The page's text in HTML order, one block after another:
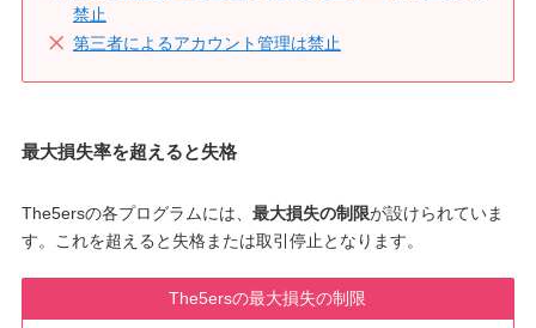
禁止
第三者によるアカウント管理は禁止
最大損失率を超えると失格
The5ersの各プログラムには、 最大損失の制限が設けられていま
す。これを超えると失格または取引停止となります。
The5ersの最大損失の制限